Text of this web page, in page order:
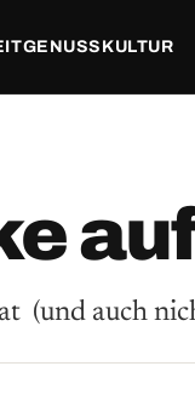
GENUSS KULTUR
(und auch